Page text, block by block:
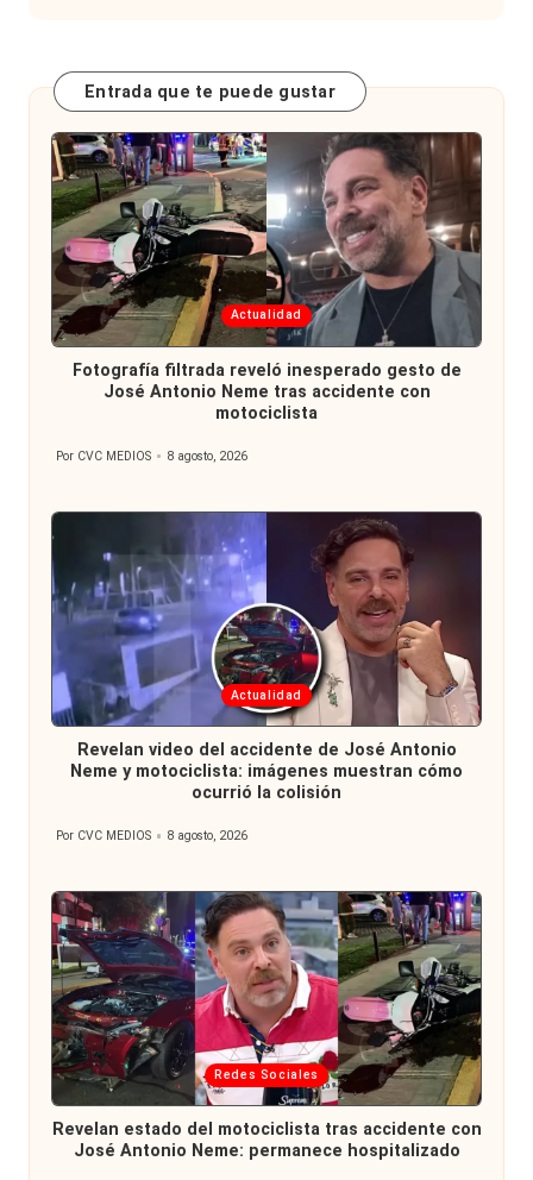
Entrada que te puede gustar
Publicada
en
Actualidad
Fotografía filtrada reveló inesperado gesto de
José Antonio Neme tras accidente con
motociclista
Publicado
Por CVC MEDIOS 8 agosto, 2026
Publicada
en
Actualidad
Revelan video del accidente de José Antonio
Neme y motociclista: imágenes muestran cómo
ocurrió la colisión
Publicado
Por CVC MEDIOS 8 agosto, 2026
Publicada
en
Redes Sociales
Revelan estado del motociclista tras accidente con
José Antonio Neme: permanece hospitalizado